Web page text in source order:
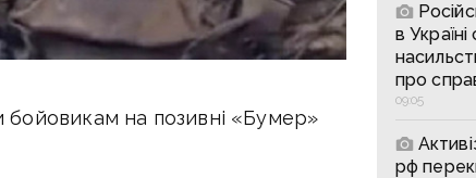
бойовикам на позивні «Бумер»
в
про
09:05
рф